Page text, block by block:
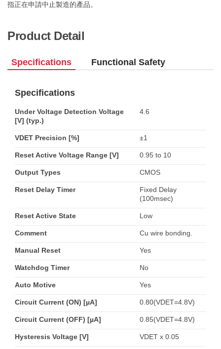
指正在申請中止製造的產品。
Product Detail
Specifications Functional Safety
Specifications
Under Voltage Detection Voltage
[V] (typ.)
4.6
VDET Precision [%] ±1
Reset Active Voltage Range [V] 0.95 to 10
Output Types CMOS
Reset Delay Timer
Fixed Delay
(100msec)
Reset Active State Low
Comment Cu wire bonding.
Manual Reset Yes
Watchdog Timer No
Auto Motive Yes
Circuit Current (ON) [µA] 0.80(VDET=4.8V)
Circuit Current (OFF) [µA] 0.85(VDET=4.8V)
Hysteresis Voltage [V] VDET x 0.05